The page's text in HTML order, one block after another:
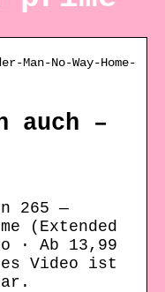
Man-No-Way-Home-
auch –
265 —
(Extended
· Ab 13,99
Video ist